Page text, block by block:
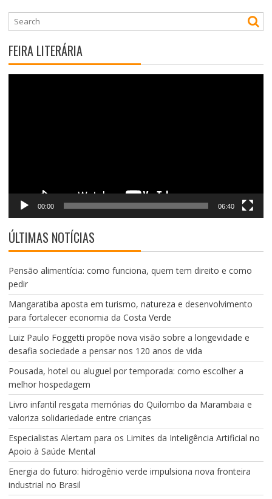
FEIRA LITERÁRIA
00:00 06:40
ÚLTIMAS NOTÍCIAS
Pensão alimentícia: como funciona, quem tem direito e como
pedir
Mangaratiba aposta em turismo, natureza e desenvolvimento
para fortalecer economia da Costa Verde
Luiz Paulo Foggetti propõe nova visão sobre a longevidade e
desafia sociedade a pensar nos 120 anos de vida
Pousada, hotel ou aluguel por temporada: como escolher a
melhor hospedagem
Livro infantil resgata memórias do Quilombo da Marambaia e
valoriza solidariedade entre crianças
Especialistas Alertam para os Limites da Inteligência Artificial no
Apoio à Saúde Mental
Energia do futuro: hidrogênio verde impulsiona nova fronteira
industrial no Brasil